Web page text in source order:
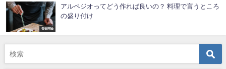
音楽理論
アルペジオってどう作れば良いの？ 料理で言うところ
の盛り付け